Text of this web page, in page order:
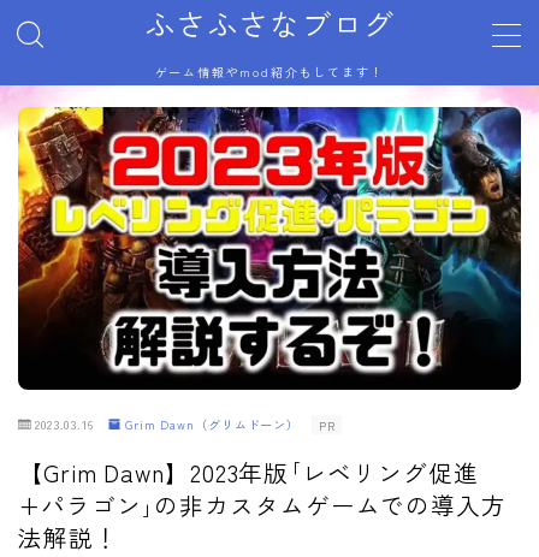
ふさふさなブログ
ゲーム情報やmod紹介もしてます！
MENU
サイトマップ
トップページ
プライバシーポリシー
利用規約／特定商取引法に基づく表記
有料記事の決済完了ページ
自己紹介
記事一覧
運営者情報
2023.03.16 Grim Dawn（グリムドーン） PR
【Grim Dawn】2023年版｢レベリング促進
+パラゴン｣の非カスタムゲームでの導入方
法解説！